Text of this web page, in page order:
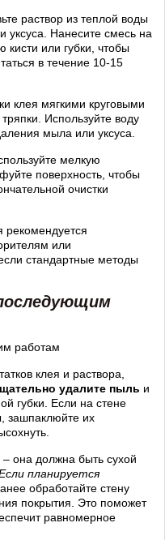
раствор из теплой воды
уксуса. Нанесите смесь на
или губки, чтобы
в течение 10-15
клея мягкими круговыми
Используйте воду
мыла или уксуса.
мелкую
поверхность, чтобы
очистки
рекомендуется
или
стандартные методы
клея и раствора,
удалите пыль и
губки. Если на стене
зашпаклюйте их
– она должна быть сухой
планируется
обработайте стену
покрытия. Это поможет
равномерное